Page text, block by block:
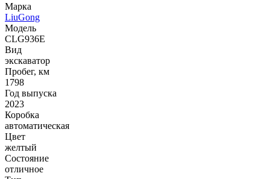
Марка
LiuGong
Модель
CLG936E
Вид
экскаватор
Пробег, км
1798
Год выпуска
2023
Коробка
автоматическая
Цвет
желтый
Состояние
отличное